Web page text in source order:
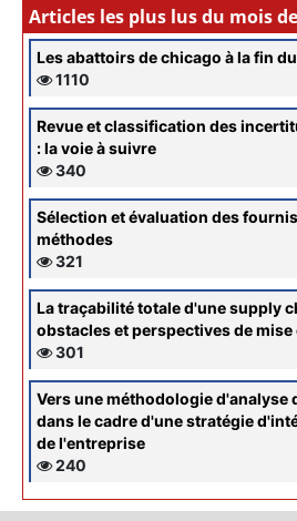
Articles les plus lus du mois
Les abattoirs de chicago à la fin
1110
Revue et classification des
: la voie à suivre
340
Sélection et évaluation des
méthodes
321
La traçabilité totale d'une supply
obstacles et perspectives de
301
Vers une méthodologie d'analyse
dans le cadre d'une stratégie
de l'entreprise
240